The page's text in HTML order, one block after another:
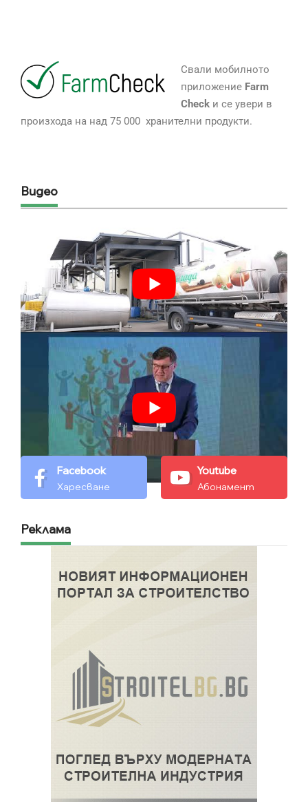
Свали мобилното
приложение Farm
Checkи се увери в
произхода на над 75 000 хранителни продукти.
Видео
Facebook
Харесване
Youtube
Абонамент
Реклама